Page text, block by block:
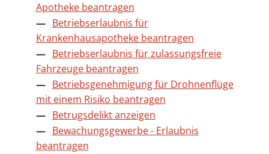
Apotheke beantragen
Betriebserlaubnis für
Krankenhausapotheke beantragen
Betriebserlaubnis für zulassungsfreie
Fahrzeuge beantragen
Betriebsgenehmigung für Drohnenflüge
mit einem Risiko beantragen
Betrugsdelikt anzeigen
Bewachungsgewerbe - Erlaubnis
beantragen